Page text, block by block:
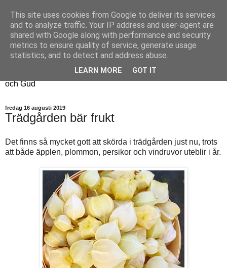
Fyren
Fyren finns för att sprida ljus i mörkret
För att påminna om guldkanterna i tillvaron
Här samsas jakt, hantverk, odling, och andra tankar om livet
och Gud
fredag 16 augusti 2019
Trädgården bär frukt
Det finns så mycket gott att skörda i trädgården just nu, trots
att både äpplen, plommon, persikor och vindruvor uteblir i år.
This site uses cookies from Google to deliver its services
and to analyze traffic. Your IP address and user-agent are
shared with Google along with performance and security
metrics to ensure quality of service, generate usage
statistics, and to detect and address abuse.
LEARN MORE GOT IT